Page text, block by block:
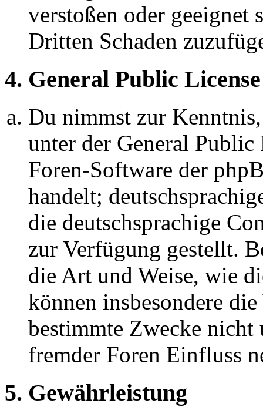
verstoßen oder geeignet
Dritten Schaden
4. General Public License
Du nimmst zur
unter der General
Foren-Software der
handelt;
die deutschsprachige
zur Verfügung gestellt.
die Art und Weise, wie
können insbesondere
bestimmte Zwecke nicht
fremder Foren Einfluss
5. Gewährleistung